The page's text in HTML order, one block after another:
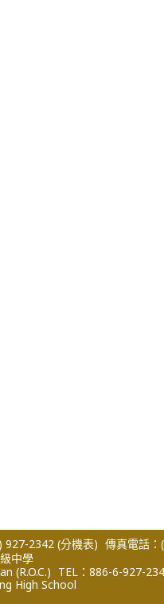
927-2342 (分機表) 傳真電話
中學
(R.O.C.) TEL：886-6-927-
High School